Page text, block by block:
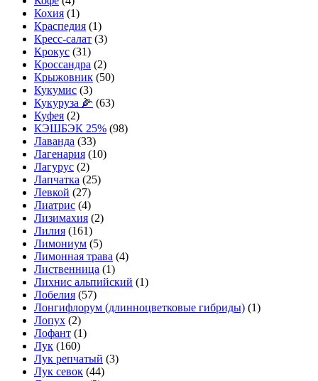
Кохия (1)
Краспедия (1)
Кресс-салат (3)
Крокус (31)
Кроссандра (2)
Крыжовник (50)
Кукумис (3)
Кукуруза 🌽 (63)
Куфея (2)
КЭШБЭК 25% (98)
Лаванда (33)
Лагенария (10)
Лагурус (2)
Лапчатка (25)
Левкой (27)
Лиатрис (4)
Лизимахия (2)
Лилия (161)
Лимониум (5)
Лимонная трава (4)
Лиственница (1)
Лихнис альпийский (1)
Лобелия (57)
Лонгифлорум (длинноцветковые гибриды) (1)
Лопух (2)
Лофант (1)
Лук (160)
Лук репчатый (3)
Лук севок (44)